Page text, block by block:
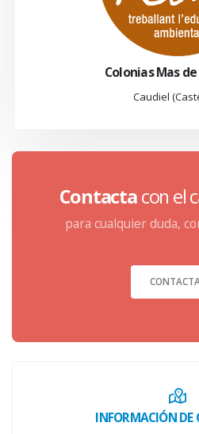
Colonias Mas
Caudiel
Contactacon el
para cualquier duda,
INFORMACIÓN DE